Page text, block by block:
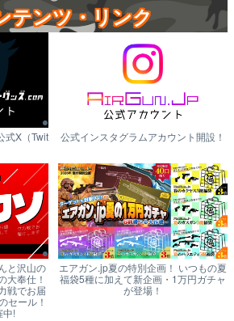
テンツ・リンク
式X（Twit
公式インスタグラムアカウント開設！
と沢山の
大奉仕！
戦でお届
セール！
中!
エアガン.jp夏の特別企画！ いつもの夏
福袋5種に加えて新企画・1万円ガチャ
が登場！